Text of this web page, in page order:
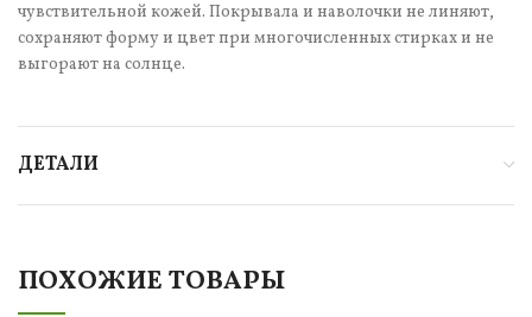
чувствительной кожей. Покрывала и наволочки не линяют,
сохраняют форму и цвет при многочисленных стирках и не
выгорают на солнце.
ДЕТАЛИ
ПОХОЖИЕ ТОВАРЫ